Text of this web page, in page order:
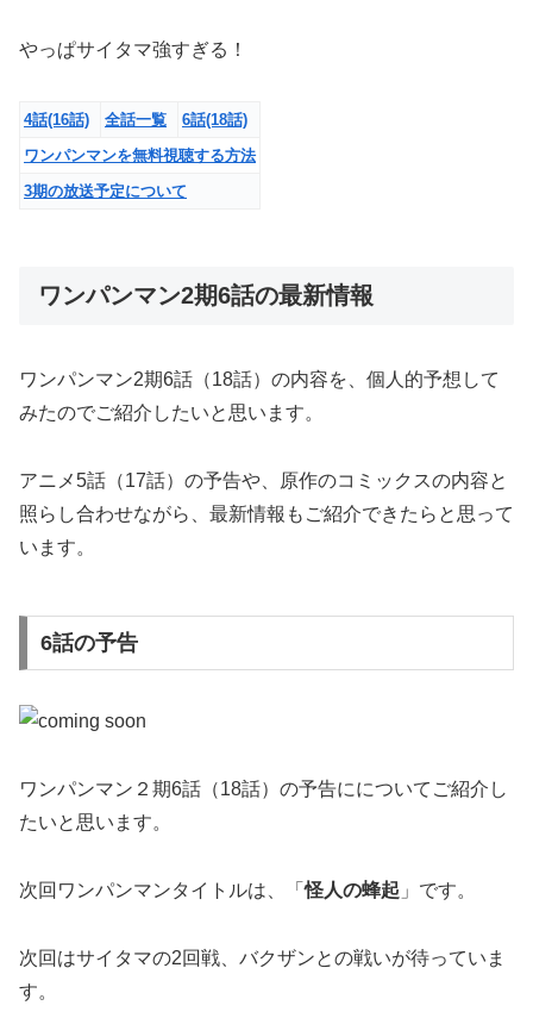
やっぱサイタマ強すぎる！
4話(16話) 全話一覧 6話(18話)
ワンパンマンを無料視聴する方法
3期の放送予定について
ワンパンマン2期6話の最新情報
ワンパンマン2期6話（18話）の内容を、個人的予想して
みたのでご紹介したいと思います。
アニメ5話（17話）の予告や、原作のコミックスの内容と
照らし合わせながら、最新情報もご紹介できたらと思って
います。
6話の予告
ワンパンマン２期6話（18話）の予告にについてご紹介し
たいと思います。
次回ワンパンマンタイトルは、「怪人の蜂起 」です。
次回はサイタマの2回戦、バクザンとの戦いが待っていま
す。